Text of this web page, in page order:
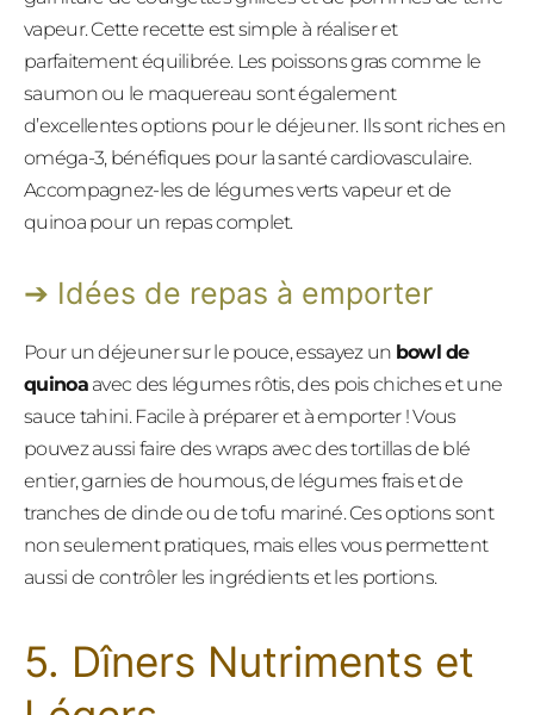
vapeur. Cette recette est simple à réaliser et
parfaitement équilibrée. Les poissons gras comme le
saumon ou le maquereau sont également
d’excellentes options pour le déjeuner. Ils sont riches en
oméga-3, bénéfiques pour la santé cardiovasculaire.
Accompagnez-les de légumes verts vapeur et de
quinoa pour un repas complet.
Idées de repas à emporter
Pour un déjeuner sur le pouce, essayez un bowl de
quinoaavec des légumes rôtis, des pois chiches et une
sauce tahini. Facile à préparer et à emporter ! Vous
pouvez aussi faire des wraps avec des tortillas de blé
entier, garnies de houmous, de légumes frais et de
tranches de dinde ou de tofu mariné. Ces options sont
non seulement pratiques, mais elles vous permettent
aussi de contrôler les ingrédients et les portions.
5. Dîners Nutriments et